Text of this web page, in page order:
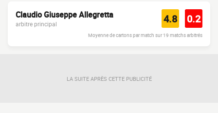
Claudio Giuseppe Allegretta
arbitre principal 4.8 0.2
Moyenne de cartons par match sur 19 matchs arbitrés
LA SUITE APRÈS CETTE PUBLICITÉ